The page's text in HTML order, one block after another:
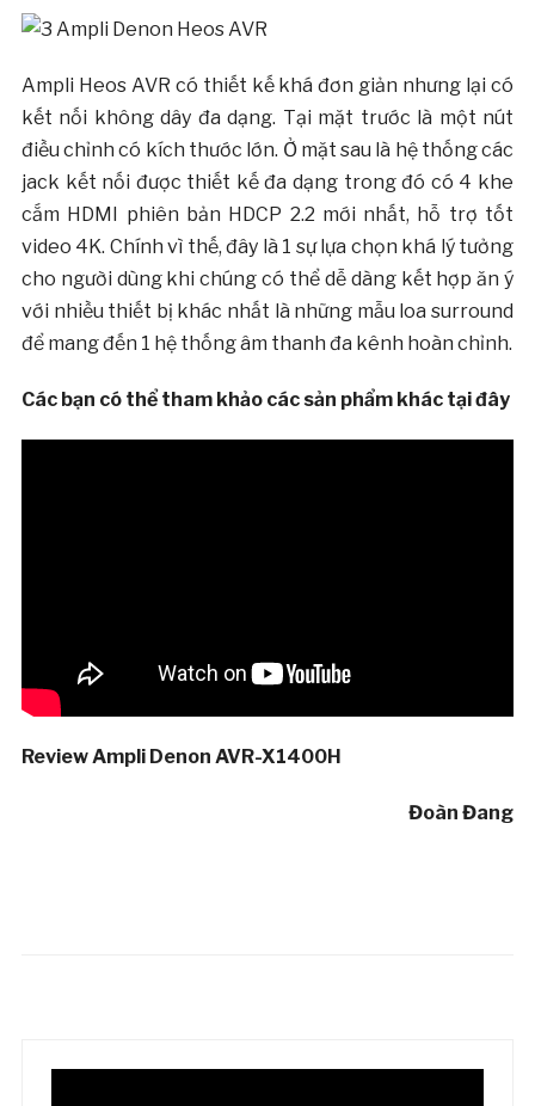
Ampli Heos AVR có thiết kế khá đơn giản nhưng lại có
kết nối không dây đa dạng. Tại mặt trước là một nút
điều chỉnh có kích thước lớn. Ở mặt sau là hệ thống các
jack kết nối được thiết kế đa dạng trong đó có 4 khe
cắm HDMI phiên bản HDCP 2.2 mới nhất, hỗ trợ tốt
video 4K. Chính vì thế, đây là 1 sự lựa chọn khá lý tưởng
cho người dùng khi chúng có thể dễ dàng kết hợp ăn ý
với nhiều thiết bị khác nhất là những mẫu loa surround
để mang đến 1 hệ thống âm thanh đa kênh hoàn chỉnh.
Các bạn có thể tham khảo các sản phẩm khác tại đây
Review Ampli Denon AVR-X1400H
Đoàn Đang